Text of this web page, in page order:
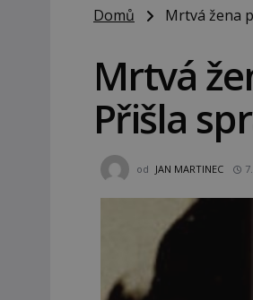
Domů Mrtvá žena
Mrtvá
Přišla
od JAN MARTINEC